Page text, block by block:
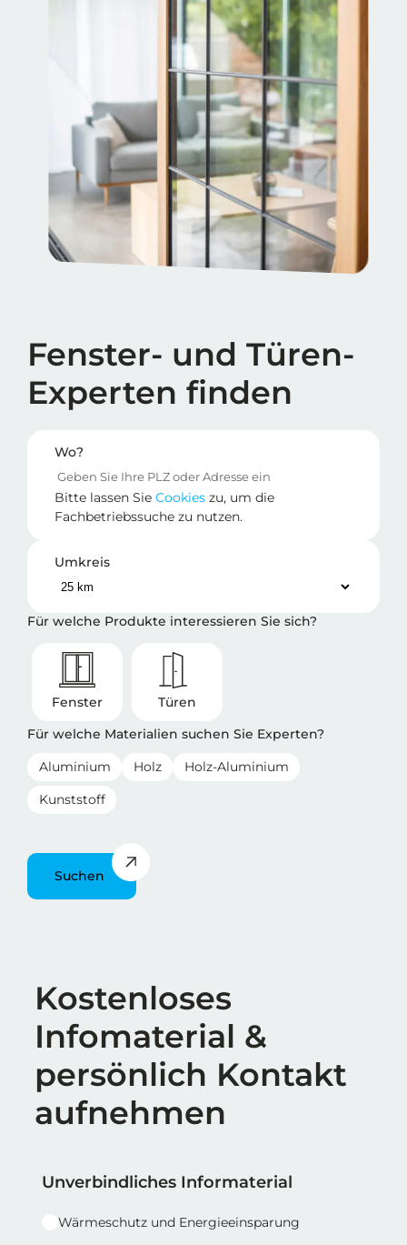
Fenster- und Türen-
Experten finden
Wo?
Bitte lassen Sie Cookies zu, um die
Fachbetriebssuche zu nutzen.
Umkreis
Für welche Produkte interessieren Sie sich?
Fenster
Türen
Für welche Materialien suchen Sie Experten?
Aluminium Holz
Holz-Aluminium
Kunststoff
Suchen
Überschrift
Kostenloses
Infomaterial &
persönlich Kontakt
aufnehmen
Reihe 1
Reihe 1 | Spalte 1
Unverbindliches Informaterial
Wärmeschutz und Energieeinsparung